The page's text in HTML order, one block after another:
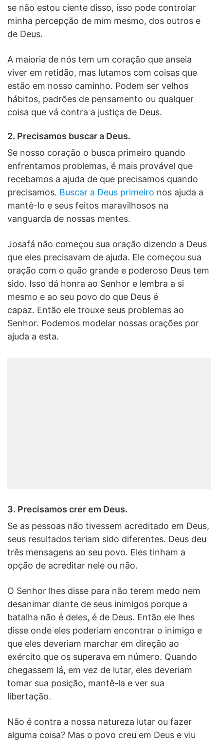
se não estou ciente disso, isso pode controlar
minha percepção de mim mesmo, dos outros e
de Deus.
A maioria de nós tem um coração que anseia
viver em retidão, mas lutamos com coisas que
estão em nosso caminho. Podem ser velhos
hábitos, padrões de pensamento ou qualquer
coisa que vá contra a justiça de Deus.
2. Precisamos buscar a Deus.
Se nosso coração o busca primeiro quando
enfrentamos problemas, é mais provável que
recebamos a ajuda de que precisamos quando
precisamos. Buscar a Deus primeiro nos ajuda a
mantê-lo e seus feitos maravilhosos na
vanguarda de nossas mentes.
Josafá não começou sua oração dizendo a Deus
que eles precisavam de ajuda. Ele começou sua
oração com o quão grande e poderoso Deus tem
sido. Isso dá honra ao Senhor e lembra a si
mesmo e ao seu povo do que Deus é
capaz. Então ele trouxe seus problemas ao
Senhor. Podemos modelar nossas orações por
ajuda a esta.
3. Precisamos crer em Deus.
Se as pessoas não tivessem acreditado em Deus,
seus resultados teriam sido diferentes. Deus deu
três mensagens ao seu povo. Eles tinham a
opção de acreditar nele ou não.
O Senhor lhes disse para não terem medo nem
desanimar diante de seus inimigos porque a
batalha não é deles, é de Deus. Então ele lhes
disse onde eles poderiam encontrar o inimigo e
que eles deveriam marchar em direção ao
exército que os superava em número. Quando
chegassem lá, em vez de lutar, eles deveriam
tomar sua posição, mantê-la e ver sua
libertação.
Não é contra a nossa natureza lutar ou fazer
alguma coisa? Mas o povo creu em Deus e viu